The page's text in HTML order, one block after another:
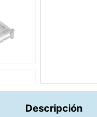
Descripción